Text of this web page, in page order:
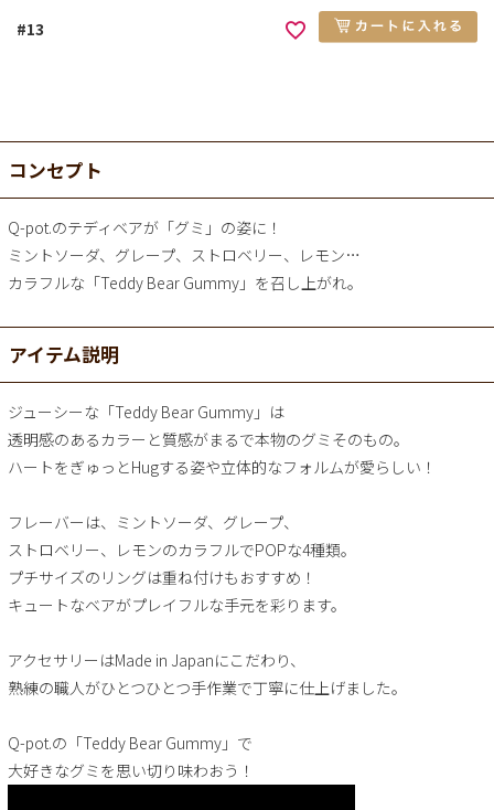
#13
コンセプト
Q-pot.のテディベアが「グミ」の姿に！
ミントソーダ、グレープ、ストロベリー、レモン…
カラフルな「Teddy Bear Gummy」を召し上がれ。
アイテム説明
ジューシーな「Teddy Bear Gummy」は
透明感のあるカラーと質感がまるで本物のグミそのもの。
ハートをぎゅっとHugする姿や立体的なフォルムが愛らしい！
フレーバーは、ミントソーダ、グレープ、
ストロベリー、レモンのカラフルでPOPな4種類。
プチサイズのリングは重ね付けもおすすめ！
キュートなベアがプレイフルな手元を彩ります。
アクセサリーはMade in Japanにこだわり、
熟練の職人がひとつひとつ手作業で丁寧に仕上げました。
Q-pot.の「Teddy Bear Gummy」で
大好きなグミを思い切り味わおう！